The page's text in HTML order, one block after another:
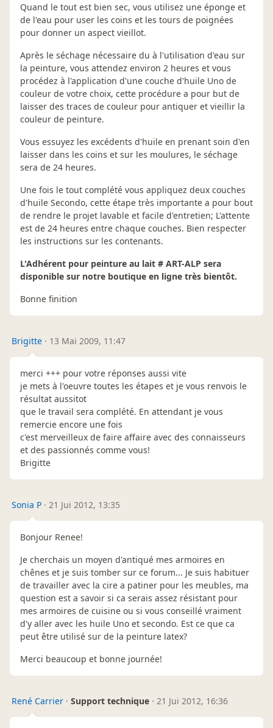
Quand le tout est bien sec, vous utilisez une éponge et
de l'eau pour user les coins et les tours de poignées
pour donner un aspect vieillot.
Après le séchage nécessaire du à l'utilisation d'eau sur
la peinture, vous attendez environ 2 heures et vous
procédez à l'application d'une couche d'huile Uno de
couleur de votre choix, cette procédure a pour but de
laisser des traces de couleur pour antiquer et vieillir la
couleur de peinture.
Vous essuyez les excédents d'huile en prenant soin d'en
laisser dans les coins et sur les moulures, le séchage
sera de 24 heures.
Une fois le tout complété vous appliquez deux couches
d'huile Secondo, cette étape très importante a pour bout
de rendre le projet lavable et facile d'entretien; L'attente
est de 24 heures entre chaque couches. Bien respecter
les instructions sur les contenants.
L'Adhérent pour peinture au lait # ART-ALP sera
disponible sur notre boutique en ligne très bientôt.
Bonne finition
Brigitte · 13 Mai 2009, 11:47
merci +++ pour votre réponses aussi vite
je mets à l'oeuvre toutes les étapes et je vous renvois le
résultat aussitot
que le travail sera complété. En attendant je vous
remercie encore une fois
c'est merveilleux de faire affaire avec des connaisseurs
et des passionnés comme vous!
Brigitte
Sonia P · 21 Jui 2012, 13:35
Bonjour Renee!
Je cherchais un moyen d'antiqué mes armoires en
chênes et je suis tomber sur ce forum... Je suis habituer
de travailler avec la cire a patiner pour les meubles, ma
question est a savoir si ca serais assez résistant pour
mes armoires de cuisine ou si vous conseillé vraiment
d'y aller avec les huile Uno et secondo. Est ce que ca
peut être utilisé sur de la peinture latex?
Merci beaucoup et bonne journée!
René Carrier · Support technique · 21 Jui 2012, 16:36